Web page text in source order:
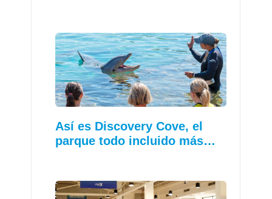
Así es Discovery Cove, el
parque todo incluido más…